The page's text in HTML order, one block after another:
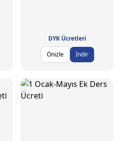
DYK Ücretleri
Önizle
İndir